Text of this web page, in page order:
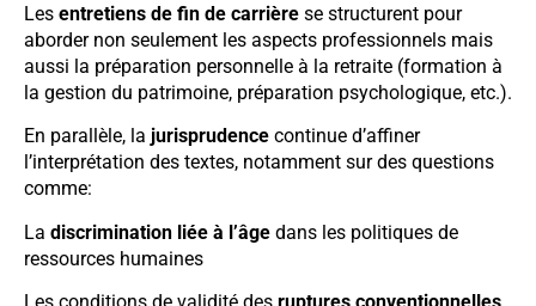
Les entretiens de fin de carrière se structurent pour
aborder non seulement les aspects professionnels mais
aussi la préparation personnelle à la retraite (formation à
la gestion du patrimoine, préparation psychologique, etc.).
En parallèle, la jurisprudence continue d’affiner
l’interprétation des textes, notamment sur des questions
comme:
La discrimination liée à l’âge dans les politiques de
ressources humaines